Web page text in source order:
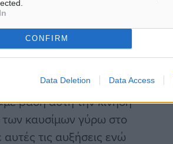
CONFIRM
Data Deletion Data Access
ότι θα ισχύσουν από
ημέρες από την
των λιμενικών
μία μείωση στο
34 και 36
βάση αυτή την κίνηση
των καυσίμων γύρω στο
τις αυξήσεις ενώ